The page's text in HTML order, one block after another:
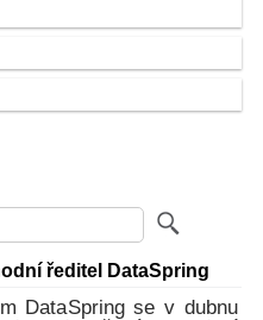
ředitel DataSpring
DataSpring se v dubnu